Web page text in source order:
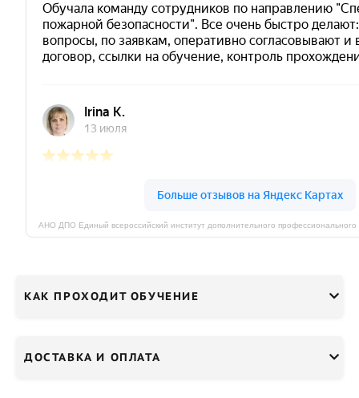
КАК ПРОХОДИТ ОБУЧЕНИЕ
ДОСТАВКА И ОПЛАТА